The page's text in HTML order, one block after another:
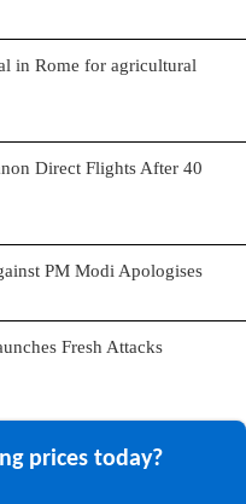
in Rome for agricultural
Direct Flights After 40
PM Modi Apologises
Fresh Attacks
prices today?